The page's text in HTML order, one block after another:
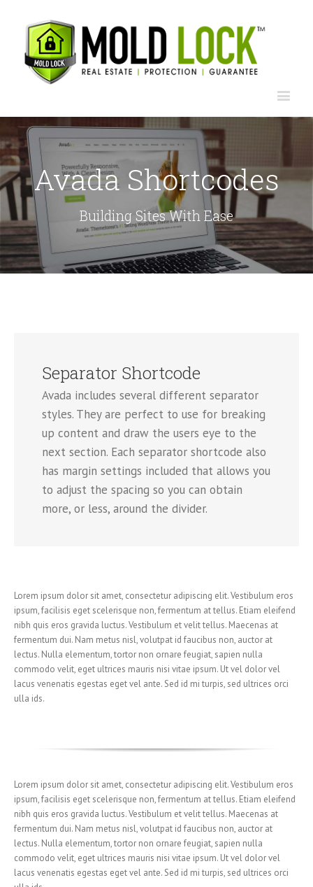
Avada Shortcodes
Building Sites With Ease
Separator Shortcode
Avada includes several different separator
styles. They are perfect to use for breaking
up content and draw the users eye to the
next section. Each separator shortcode also
has margin settings included that allows you
to adjust the spacing so you can obtain
more, or less, around the divider.
Lorem ipsum dolor sit amet, consectetur adipiscing elit. Vestibulum eros
ipsum, facilisis eget scelerisque non, fermentum at tellus. Etiam eleifend
nibh quis eros gravida luctus. Vestibulum et velit tellus. Maecenas at
fermentum dui. Nam metus nisl, volutpat id faucibus non, auctor at
lectus. Nulla elementum, tortor non ornare feugiat, sapien nulla
commodo velit, eget ultrices mauris nisi vitae ipsum. Ut vel dolor vel
lacus venenatis egestas eget vel ante. Sed id mi turpis, sed ultrices orci
ulla ids.
Lorem ipsum dolor sit amet, consectetur adipiscing elit. Vestibulum eros
ipsum, facilisis eget scelerisque non, fermentum at tellus. Etiam eleifend
nibh quis eros gravida luctus. Vestibulum et velit tellus. Maecenas at
fermentum dui. Nam metus nisl, volutpat id faucibus non, auctor at
lectus. Nulla elementum, tortor non ornare feugiat, sapien nulla
commodo velit, eget ultrices mauris nisi vitae ipsum. Ut vel dolor vel
lacus venenatis egestas eget vel ante. Sed id mi turpis, sed ultrices orci